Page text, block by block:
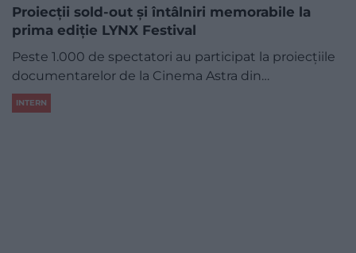
Proiecții sold-out și întâlniri memorabile la
prima ediție LYNX Festival
Peste 1.000 de spectatori au participat la proiecțiile
documentarelor de la Cinema Astra din…
INTERN